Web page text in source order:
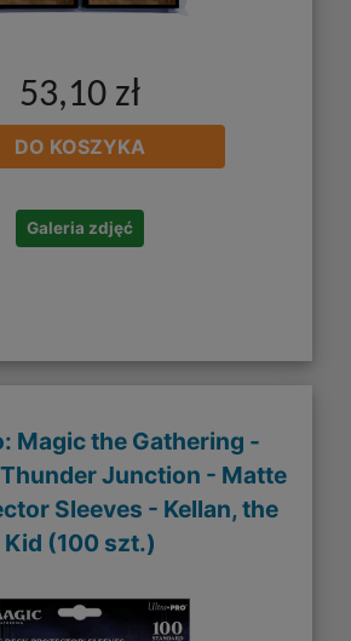
53,10 zł
DO KOSZYKA
Galeria zdjęć
Magic the Gathering -
Junction - Matte
Sleeves - Kellan, the
Kid (100 szt.)